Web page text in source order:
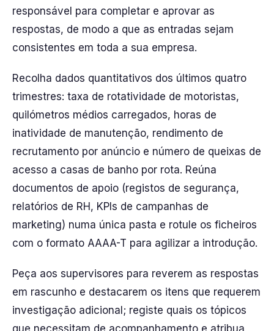
responsável para completar e aprovar as
respostas, de modo a que as entradas sejam
consistentes em toda a sua empresa.
Recolha dados quantitativos dos últimos quatro
trimestres: taxa de rotatividade de motoristas,
quilómetros médios carregados, horas de
inatividade de manutenção, rendimento de
recrutamento por anúncio e número de queixas de
acesso a casas de banho por rota. Reúna
documentos de apoio (registos de segurança,
relatórios de RH, KPIs de campanhas de
marketing) numa única pasta e rotule os ficheiros
com o formato AAAA-T para agilizar a introdução.
Peça aos supervisores para reverem as respostas
em rascunho e destacarem os itens que requerem
investigação adicional; registe quais os tópicos
que necessitam de acompanhamento e atribua